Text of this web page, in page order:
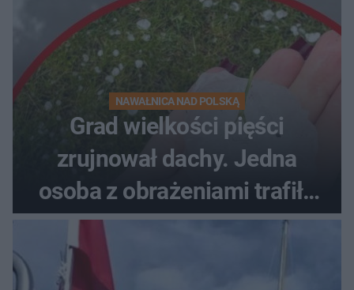
NAWAŁNICA NAD POLSKĄ
Grad wielkości pięści
zrujnował dachy. Jedna
osoba z obrażeniami trafiła
do szpitala